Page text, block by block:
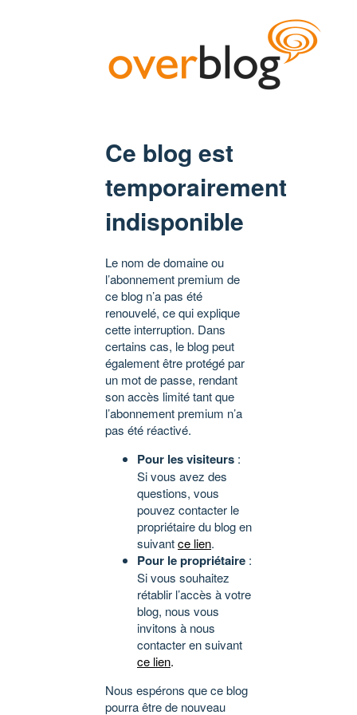
Ce blog est
temporairement
indisponible
Le nom de domaine ou
l’abonnement premium de
ce blog n’a pas été
renouvelé, ce qui explique
cette interruption. Dans
certains cas, le blog peut
également être protégé par
un mot de passe, rendant
son accès limité tant que
l’abonnement premium n’a
pas été réactivé.
Pour les visiteurs :
Si vous avez des
questions, vous
pouvez contacter le
propriétaire du blog en
suivantce lien.
Pour le propriétaire :
Si vous souhaitez
rétablir l’accès à votre
blog, nous vous
invitons à nous
contacter en suivant
ce lien.
Nous espérons que ce blog
pourra être de nouveau